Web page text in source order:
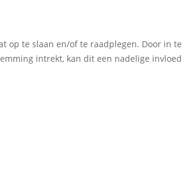
te slaan en/of te raadplegen. Door in
intrekt, kan dit een nadelige